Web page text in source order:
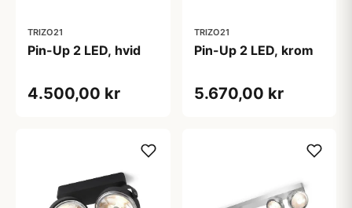
TRIZO21
Pin-Up 2 LED, hvid
4.500,00 kr
TRIZO21
Pin-Up 2 LED, krom
5.670,00 kr